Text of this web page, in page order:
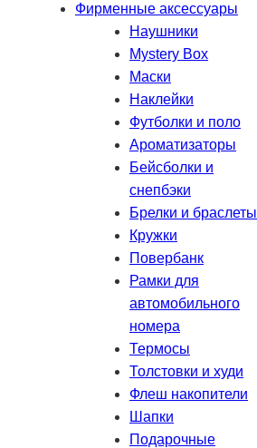
Фирменные аксессуары
Наушники
Mystery Box
Маски
Наклейки
Футболки и поло
Ароматизаторы
Бейсболки и
снепбэки
Брелки и браслеты
Кружки
Повербанк
Рамки для
автомобильного
номера
Термосы
Толстовки и худи
Флеш накопители
Шапки
Подарочные